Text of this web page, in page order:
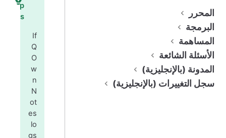
المحرر
البرمجة
المساهمة
الأسئلة الشائعة
المدونة (بالإنجليزية)
سجل التغييرات (بالإنجليزية)
p
s
If
Q
O
w
n
N
ot
es
lo
gs